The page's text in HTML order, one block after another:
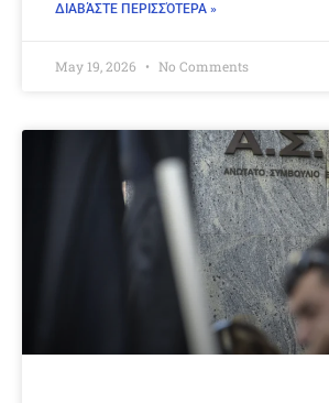
ΔΙΑΒΆΣΤΕ ΠΕΡΙΣΣΌΤΕΡΑ »
May 19, 2026 No Comments